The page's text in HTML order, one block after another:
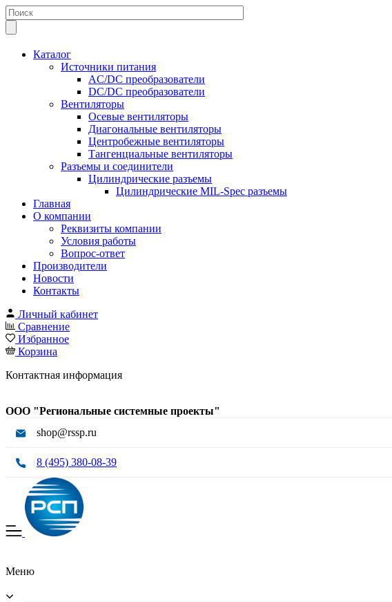
Каталог
Источники питания
AC/DC преобразователи
DC/DC преобразователи
Вентиляторы
Осевые вентиляторы
Диагональные вентиляторы
Центробежные вентиляторы
Тангенциальные вентиляторы
Разъемы и соединители
Цилиндрические разъемы
Цилиндрические MIL-Spec разъемы
Главная
О компании
Реквизиты компании
Условия работы
Вопрос-ответ
Производители
Новости
Контакты
Личный кабинет
Сравнение
Избранное
Корзина
Контактная информация
ООО "Региональные системные проекты"
shop@rssp.ru
8 (495) 380-08-39
Меню